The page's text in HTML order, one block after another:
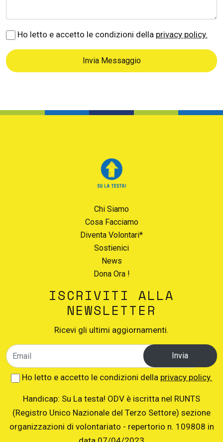
Ho letto e accetto le condizioni della privacy policy.
Invia Messaggio
Chi Siamo
Cosa Facciamo
Diventa Volontari*
Sostienici
News
Dona Ora !
ISCRIVITI ALLA
NEWSLETTER
Ricevi gli ultimi aggiornamenti.
Invia
Ho letto e accetto le condizioni della privacy policy.
Handicap: Su La testa! ODV è iscritta nel RUNTS
(Registro Unico Nazionale del Terzo Settore) sezione
organizzazioni di volontariato - repertorio n. 109808 in